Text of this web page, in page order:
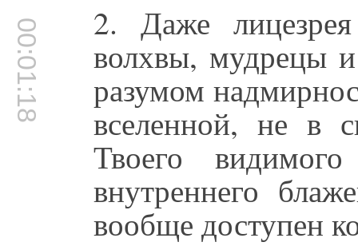
00:01:18 2. Даже
волхвы, мудрецы
разумом
вселенной, не в
Твоего
внутреннего
вообще доступен